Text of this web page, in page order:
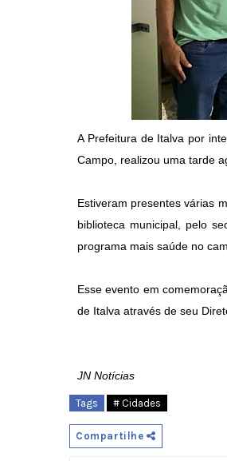
A Prefeitura de Italva por
Campo, realizou uma tarde
Estiveram presentes várias
biblioteca municipal, pelo
programa mais saúde no
Esse evento em
de Italva através de seu
JN Notícias
Tags # Cidades
Compartilhe